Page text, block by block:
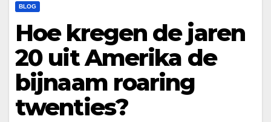
BLOG
Hoe kregen de jaren
20 uit Amerika de
bijnaam roaring
twenties?